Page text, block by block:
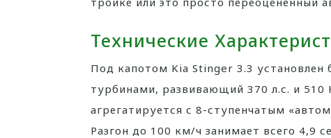
Технические
Под капотом Kia Stinger 3.3
турбинами, развивающий 370 л.с. и
агрегатируется с 8-ступенчатым
Разгон до 100 км/ч занимает всего 4,9